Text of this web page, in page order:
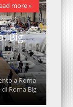
Big
a Roma
Roma Big
more »